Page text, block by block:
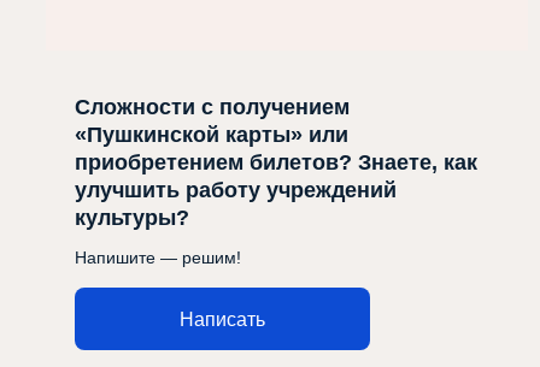
Сложности с получением
«Пушкинской карты» или
приобретением билетов? Знаете, как
улучшить работу учреждений
культуры?
Напишите — решим!
Написать